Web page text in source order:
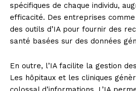
spécifiques de chaque individu,
efficacité. Des entreprises
des outils d’IA pour fournir des
santé basées sur des données
En outre, l’IA facilite la gestion
Les hôpitaux et les cliniques